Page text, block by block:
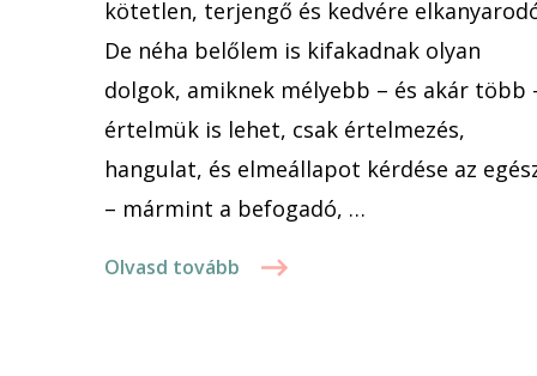
kötetlen, terjengő és kedvére
De néha belőlem is kifakadnak olyan
dolgok, amiknek mélyebb – és akár több
értelmük is lehet, csak értelmezés,
hangulat, és elmeállapot kérdése az
– mármint a befogadó, …
Olvasd tovább